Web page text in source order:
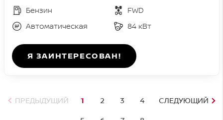
Бензин
FWD
Автоматическая
84 кВт
Я ЗАИНТЕРЕСОВАН!
ПРЕДЫДУЩИЙ СЛЕДУЮЩИЙ
1 2 3
4